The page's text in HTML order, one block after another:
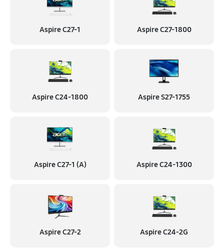
Aspire C27-1 Aspire C27-1800
Aspire C24-1800 Aspire S27-1755
Aspire C27-1 (A) Aspire C24-1300
Aspire C27-2 Aspire C24-2G